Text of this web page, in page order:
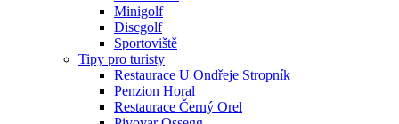
Minigolf
Discgolf
Sportoviště
Tipy pro turisty
Restaurace U Ondřeje Stropník
Penzion Horal
Restaurace Černý Orel